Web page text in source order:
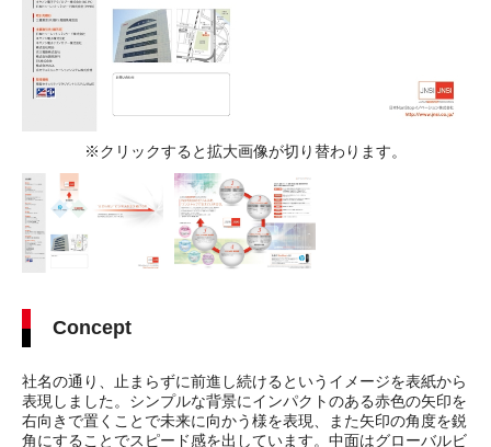
※クリックすると拡大画像が切り替わります。
Concept
社名の通り、止まらずに前進し続けるというイメージを表紙から
表現しました。シンプルな背景にインパクトのある赤色の矢印を
右向きで置くことで未来に向かう様を表現、また矢印の角度を鋭
角にすることでスピード感を出しています。中面はグローバルビ